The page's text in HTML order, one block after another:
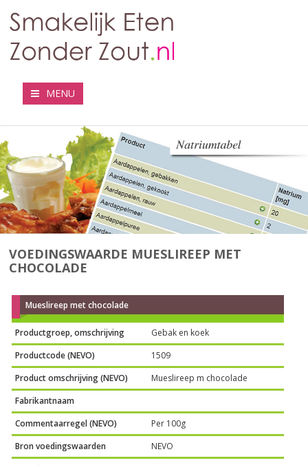
MENU
VOEDINGSWAARDE MUESLIREEP MET
CHOCOLADE
Mueslireep met chocolade
Productgroep, omschrijving
Gebak en koek
Productcode (NEVO)
1509
Product omschrijving (NEVO)
Mueslireep m chocolade
Fabrikantnaam
Commentaarregel (NEVO)
Per 100g
Bron voedingswaarden
NEVO